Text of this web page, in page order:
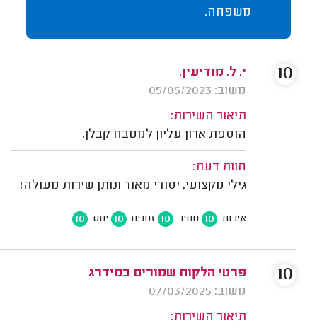
משפחה.
י. ל. מודיעין.
משוב: 05/05/2023
תיאור השירות:
הוספת ארון עליון למטבח קבלן.
חוות דעת:
גילי מקצועי, יסודי מאוד ונותן שירות מעולה!
איכות 10 מחיר 10 זמנים 10 יחס 10
10
פרטי הלקוח שמורים במידרג
משוב: 07/03/2025
תיאור השירות:
10